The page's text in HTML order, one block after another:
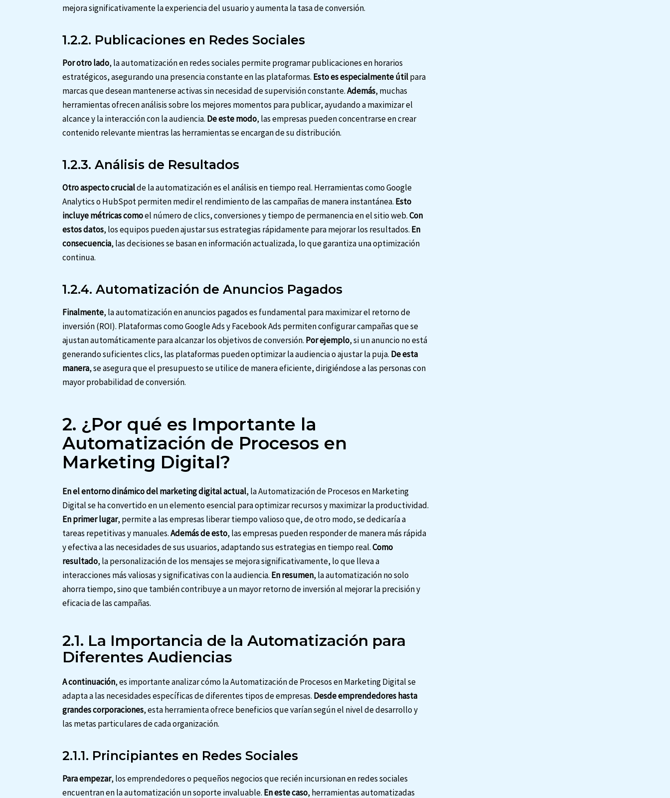
mejora significativamente la experiencia del usuario y aumenta la tasa de conversión.
1.2.2. Publicaciones en Redes Sociales
Por otro lado, la automatización en redes sociales permite programar publicaciones en horarios
estratégicos, asegurando una presencia constante en las plataformas. Esto es especialmente útilpara
marcas que desean mantenerse activas sin necesidad de supervisión constante.Además, muchas
herramientas ofrecen análisis sobre los mejores momentos para publicar, ayudando a maximizar el
alcance y la interacción con la audiencia. De este modo, las empresas pueden concentrarse en crear
contenido relevante mientras las herramientas se encargan de su distribución.
1.2.3. Análisis de Resultados
Otro aspecto crucialde la automatización es el análisis en tiempo real. Herramientas como Google
Analytics o HubSpot permiten medir el rendimiento de las campañas de manera instantánea. Esto
incluye métricas comoel número de clics, conversiones y tiempo de permanencia en el sitio web.Con
estos datos, los equipos pueden ajustar sus estrategias rápidamente para mejorar los resultados. En
consecuencia, las decisiones se basan en información actualizada, lo que garantiza una optimización
continua.
1.2.4. Automatización de Anuncios Pagados
Finalmente, la automatización en anuncios pagados es fundamental para maximizar el retorno de
inversión (ROI). Plataformas como Google Ads y Facebook Ads permiten configurar campañas que se
ajustan automáticamente para alcanzar los objetivos de conversión. Por ejemplo, si un anuncio no está
generando suficientes clics, las plataformas pueden optimizar la audiencia o ajustar la puja. De esta
manera, se asegura que el presupuesto se utilice de manera eficiente, dirigiéndose a las personas con
mayor probabilidad de conversión.
2. ¿Por qué es Importante la
Automatización de Procesos en
Marketing Digital?
En el entorno dinámico del marketing digital actual, la Automatización de Procesos en Marketing
Digital se ha convertido en un elemento esencial para optimizar recursos y maximizar la productividad.
En primer lugar, permite a las empresas liberar tiempo valioso que, de otro modo, se dedicaría a
tareas repetitivas y manuales.Además de esto, las empresas pueden responder de manera más rápida
y efectiva a las necesidades de sus usuarios, adaptando sus estrategias en tiempo real.Como
resultado, la personalización de los mensajes se mejora significativamente, lo que lleva a
interacciones más valiosas y significativas con la audiencia. En resumen, la automatización no solo
ahorra tiempo, sino que también contribuye a un mayor retorno de inversión al mejorar la precisión y
eficacia de las campañas.
2.1. La Importancia de la Automatización para
Diferentes Audiencias
A continuación, es importante analizar cómo la Automatización de Procesos en Marketing Digital se
adapta a las necesidades específicas de diferentes tipos de empresas. Desde emprendedores hasta
grandes corporaciones, esta herramienta ofrece beneficios que varían según el nivel de desarrollo y
las metas particulares de cada organización.
2.1.1. Principiantes en Redes Sociales
Para empezar, los emprendedores o pequeños negocios que recién incursionan en redes sociales
encuentran en la automatización un soporte invaluable. En este caso, herramientas automatizadas